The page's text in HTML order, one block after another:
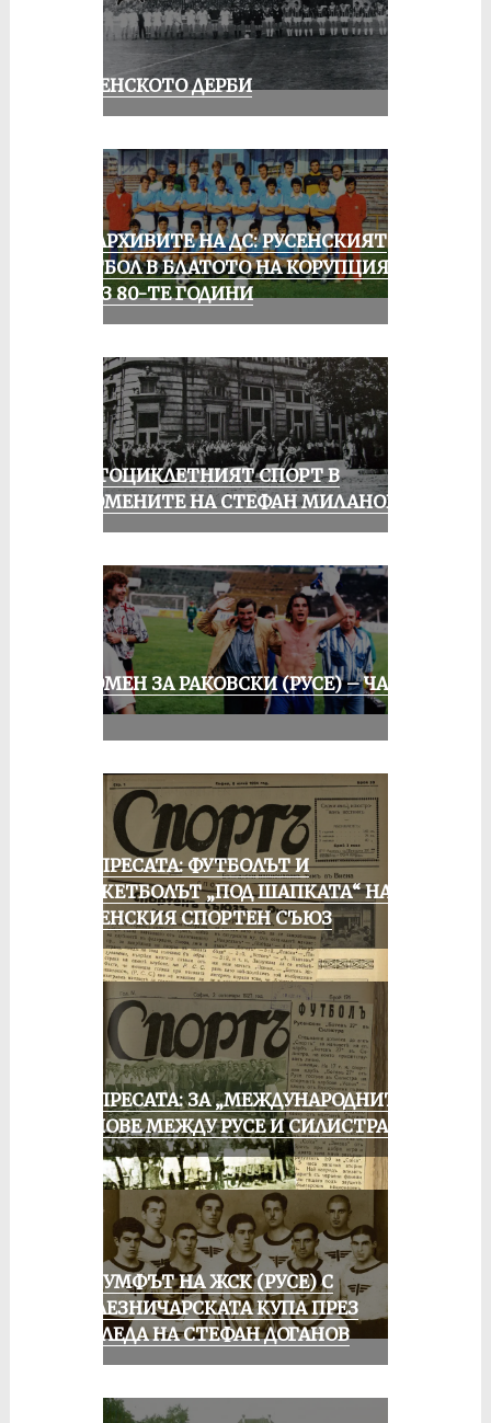
РУСЕНСКОТО ДЕРБИ
ИЗ АРХИВИТЕ НА ДС: РУСЕНСКИЯТ
ФУТБОЛ В БЛАТОТО НА КОРУПЦИЯТА
ПРЕЗ 80-ТЕ ГОДИНИ
МОТОЦИКЛЕТНИЯТ СПОРТ В
СПОМЕНИТЕ НА СТЕФАН МИЛАНОВ
СПОМЕН ЗА РАКОВСКИ (РУСЕ) – ЧАСТ
ОТ ПРЕСАТА: ФУТБОЛЪТ И
БАСКЕТБОЛЪТ „ПОД ШАПКАТА“ НА
РУСЕНСКИЯ СПОРТЕН СЪЮЗ
ОТ ПРЕСАТА: ЗА „МЕЖДУНАРОДНИТЕ“
МАЧОВЕ МЕЖДУ РУСЕ И СИЛИСТРА
ТРИУМФЪТ НА ЖСК (РУСЕ) С
ЖЕЛЕЗНИЧАРСКАТА КУПА ПРЕЗ
ПОГЛЕДА НА СТЕФАН ДОГАНОВ